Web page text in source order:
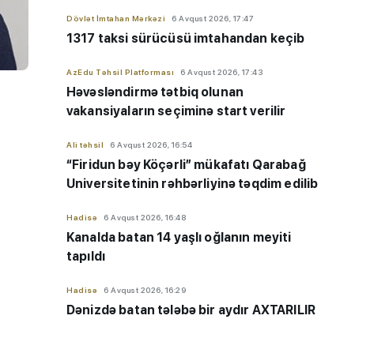
Dövlət İmtahan Mərkəzi 6 Avqust 2026, 17:47
1317 taksi sürücüsü imtahandan keçib
AzEdu Təhsil Platforması 6 Avqust 2026, 17:43
Həvəsləndirmə tətbiq olunan
vakansiyaların seçiminə start verilir
Ali təhsil 6 Avqust 2026, 16:54
“Firidun bəy Köçərli” mükafatı Qarabağ
Universitetinin rəhbərliyinə təqdim edilib
Hadisə 6 Avqust 2026, 16:48
Kanalda batan 14 yaşlı oğlanın meyiti
tapıldı
Hadisə 6 Avqust 2026, 16:29
Dənizdə batan tələbə bir aydır AXTARILIR